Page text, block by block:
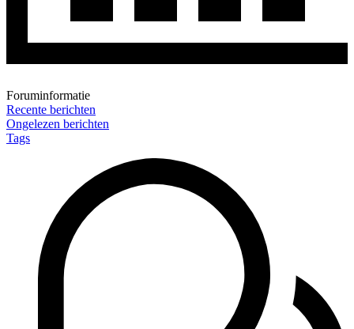
Foruminformatie
Recente berichten
Ongelezen berichten
Tags